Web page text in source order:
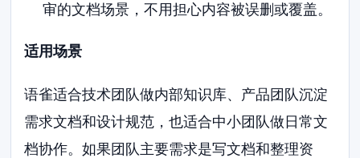
审的文档场景，不用担心内容被误删或覆盖。
适用场景
语雀适合技术团队做内部知识库、产品团队沉淀
需求文档和设计规范，也适合中小团队做日常文
档协作。如果团队主要需求是写文档和整理资